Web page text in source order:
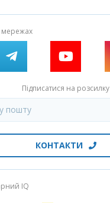
мережах
Підписатися на розсилку
КОНТАКТИ
IQ